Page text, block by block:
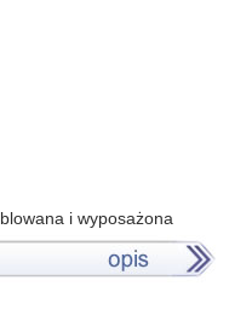
i wyposażona